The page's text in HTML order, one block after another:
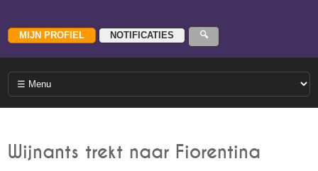
Wijnants trekt naar Fiorentina